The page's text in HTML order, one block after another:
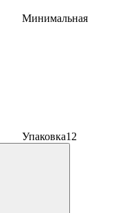
Минимальная
Упаковка12